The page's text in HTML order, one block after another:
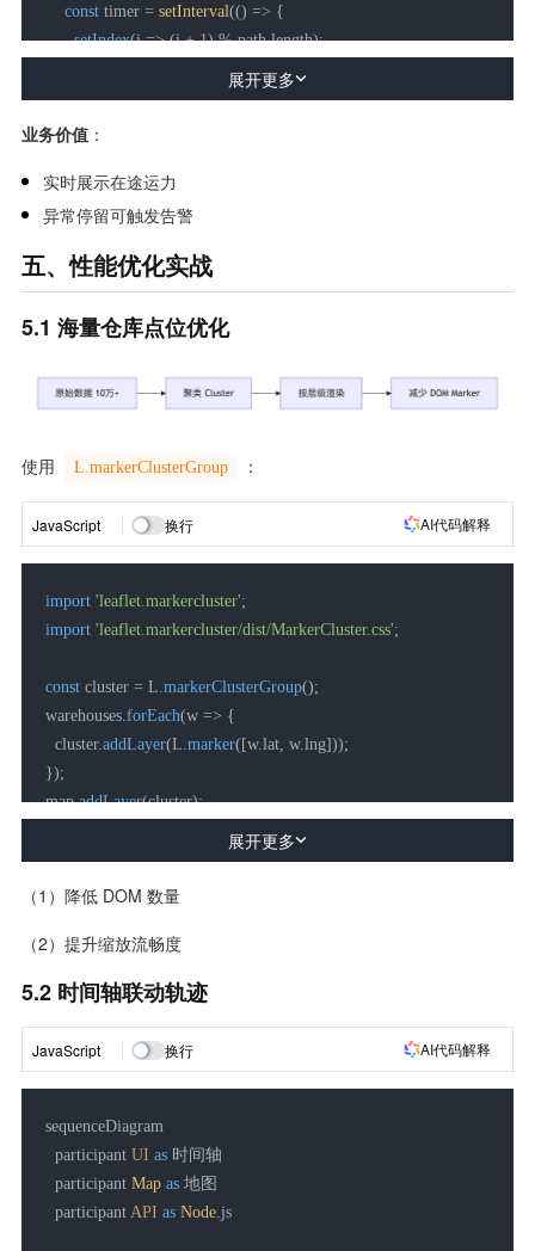
const timer = setInterval(() => {
setIndex(i => (i + 1) % path.length);
return () => clearInterval(timer);
  }, []);
return (
<Marker position={path[index]}
}
展开更多
业务价值 ：
实时展示在途运力
异常停留可触发告警
五、性能优化实战
5.1 海量仓库点位优化
使用 L.markerClusterGroup ：
JavaScript 换行 AI代码解释
import 'leaflet.markercluster'
import 'leaflet.markercluster/dist/MarkerCluster.css';
const cluster = L.markerClusterGroup();
warehouses.forEach(w => {
  cluster.
addLayer(L.marker([w.lat, w.lng]));
});
map.addLayer(cluster);
展开更多
（1）降低 DOM 数量
（2）提升缩放流畅度
5.2 时间轴联动轨迹
JavaScript 换行 AI代码解释
sequenceDiagram
  participant
UI as 时间轴
  participant
Map as 地图
  participant
API as Node js